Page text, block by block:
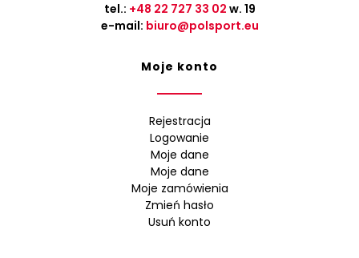
tel.: +48 22 727 33 02 w. 19
e-mail: biuro@polsport.eu
Moje konto
Rejestracja
Logowanie
Moje dane
Moje dane
Moje zamówienia
Zmień hasło
Usuń konto